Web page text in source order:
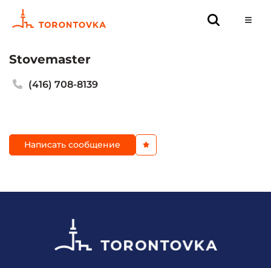
Stovemaster
(416) 708-8139
Написать сообщение